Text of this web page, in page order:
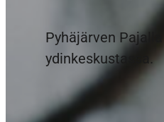
Pyhäjärven
ydinkeskustassa.